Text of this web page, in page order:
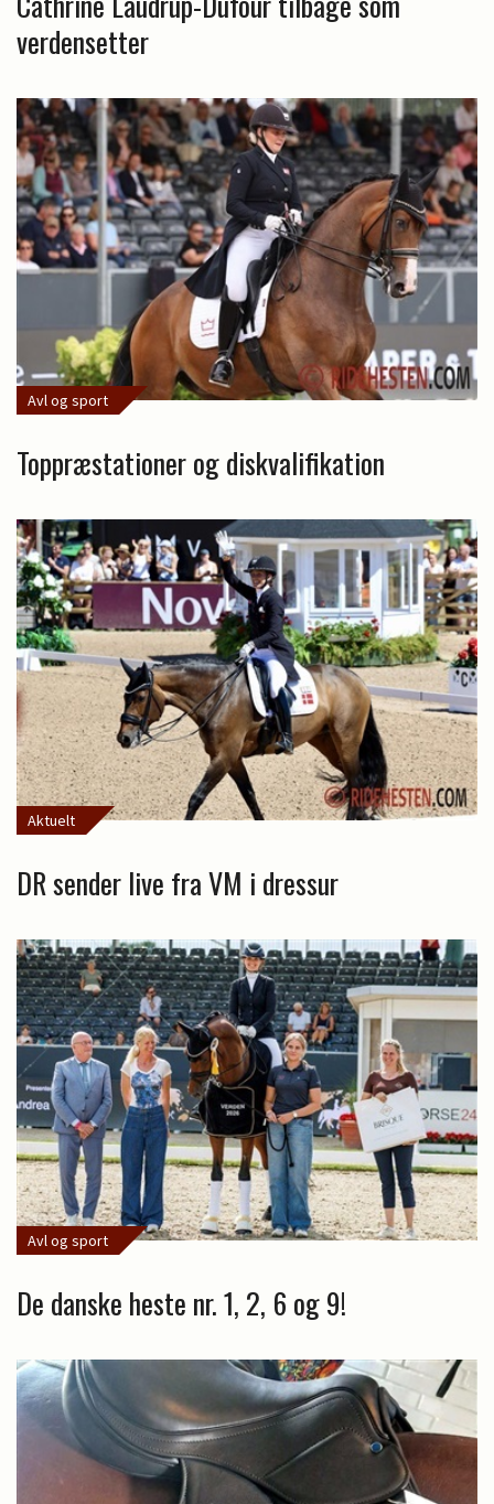
verdensetter
Avl og sport
Toppræstationer og diskvalifikation
Aktuelt
DR sender live fra VM i dressur
Avl og sport
De danske heste nr. 1, 2, 6 og 9!